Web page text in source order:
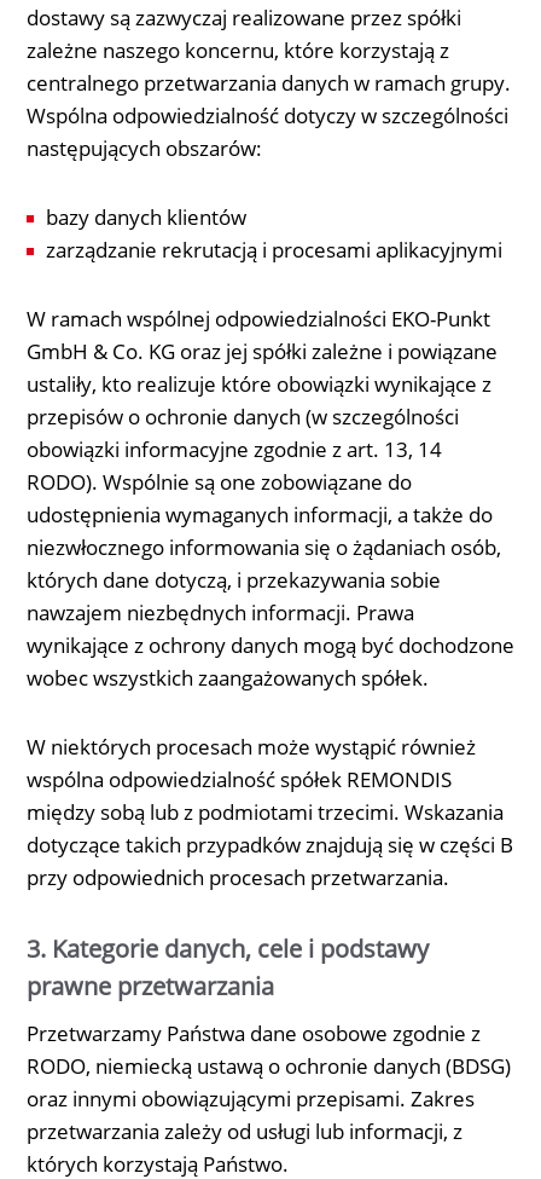
dostawy są zazwyczaj realizowane przez spółki
zależne naszego koncernu, które korzystają z
centralnego przetwarzania danych w ramach grupy.
Wspólna odpowiedzialność dotyczy w szczególności
następujących obszarów:
bazy danych klientów
zarządzanie rekrutacją i procesami aplikacyjnymi
W ramach wspólnej odpowiedzialności EKO-Punkt
GmbH & Co. KG oraz jej spółki zależne i powiązane
ustaliły, kto realizuje które obowiązki wynikające z
przepisów o ochronie danych (w szczególności
obowiązki informacyjne zgodnie z art. 13, 14
RODO). Wspólnie są one zobowiązane do
udostępnienia wymaganych informacji, a także do
niezwłocznego informowania się o żądaniach osób,
których dane dotyczą, i przekazywania sobie
nawzajem niezbędnych informacji. Prawa
wynikające z ochrony danych mogą być dochodzone
wobec wszystkich zaangażowanych spółek.
W niektórych procesach może wystąpić również
wspólna odpowiedzialność spółek REMONDIS
między sobą lub z podmiotami trzecimi. Wskazania
dotyczące takich przypadków znajdują się w części B
przy odpowiednich procesach przetwarzania.
3. Kategorie danych, cele i podstawy
prawne przetwarzania
Przetwarzamy Państwa dane osobowe zgodnie z
RODO, niemiecką ustawą o ochronie danych (BDSG)
oraz innymi obowiązującymi przepisami. Zakres
przetwarzania zależy od usługi lub informacji, z
których korzystają Państwo.